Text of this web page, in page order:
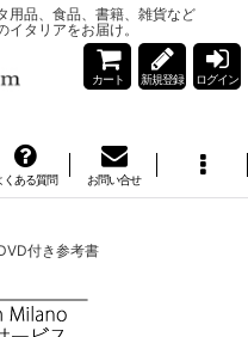
用品、食品、書籍、雑貨など
タリアをお届け。
カート 新規登録 ログイン
くある質問 お問い合せ
付き参考書